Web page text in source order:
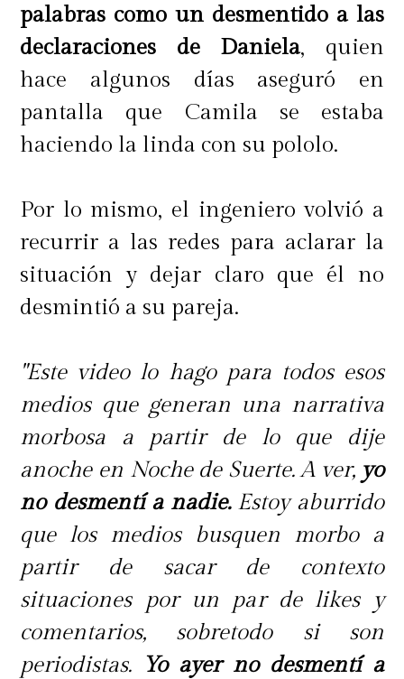
palabras como un desmentido a las
declaraciones de Daniela, quien
hace algunos días aseguró en
pantalla que Camila se estaba
haciendo la linda con su pololo.
Por lo mismo, el ingeniero volvió a
recurrir a las redes para aclarar la
situación y dejar claro que él no
desmintió a su pareja.
"Este video lo hago para todos esos
medios que generan una narrativa
morbosa a partir de lo que dije
anoche en Noche de Suerte. A ver, yo
no desmentí a nadie.Estoy aburrido
que los medios busquen morbo a
partir de sacar de contexto
situaciones por un par de likes y
comentarios, sobretodo si son
periodistas. Yo ayer no desmentí a